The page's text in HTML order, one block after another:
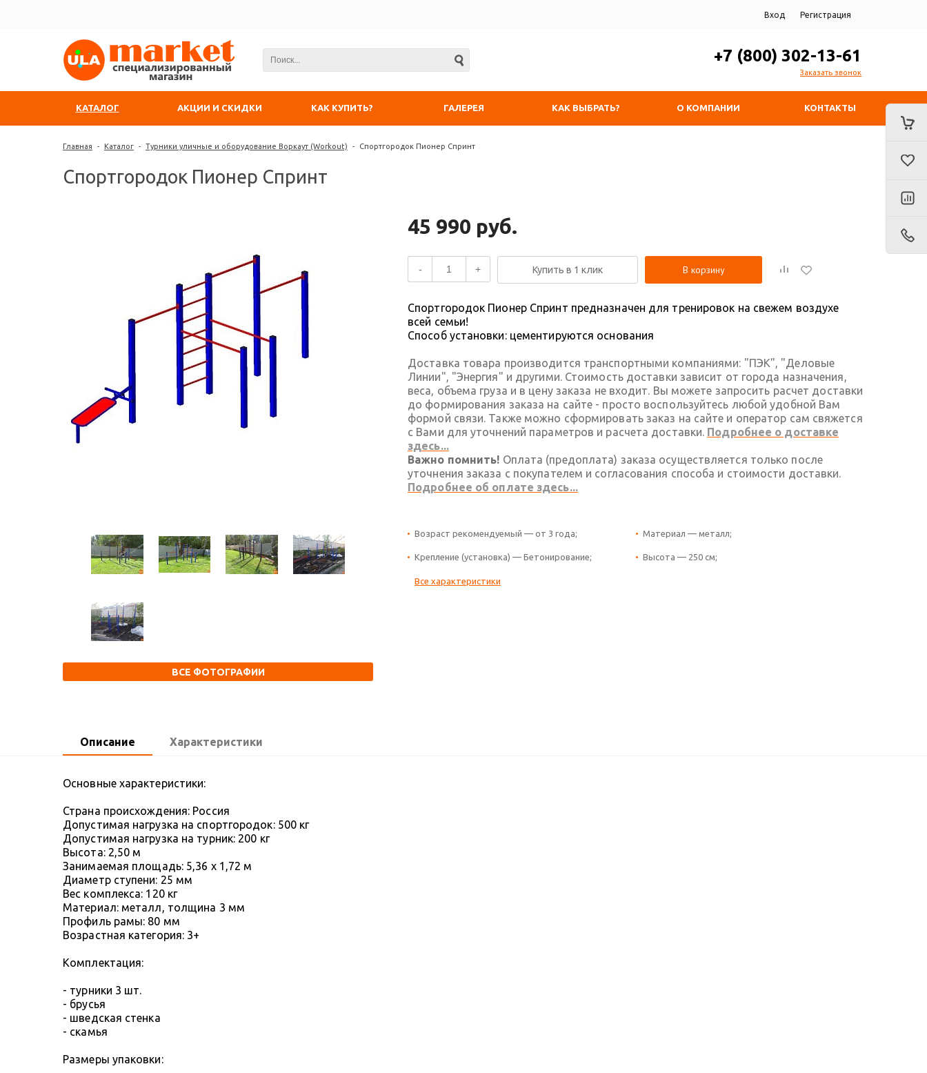
Вход Регистрация
+7 (800) 302-13-61
Заказать звонок
КАТАЛОГ АКЦИИ И СКИДКИ КАК КУПИТЬ? ГАЛЕРЕЯ КАК ВЫБРАТЬ? О КОМПАНИИ КОНТАКТЫ
Главная - Каталог - Турники уличные и оборудование Воркаут (Workout) - Спортгородок Пионер Спринт
Спортгородок Пионер Спринт
ВСЕ ФОТОГРАФИИ
45 990 руб.
- + Купить в 1 клик В корзину
Спортгородок Пионер Спринт предназначен для тренировок на свежем воздухе
всей семьи!
Способ установки: цементируются основания
Доставка товара производится транспортными компаниями: "ПЭК", "Деловые
Линии", "Энергия" и другими. Стоимость доставки зависит от города назначения,
веса, объема груза и в цену заказа не входит. Вы можете запросить расчет доставки
до формирования заказа на сайте - просто воспользуйтесь любой удобной Вам
формой связи. Также можно сформировать заказ на сайте и оператор сам свяжется
с Вами для уточнений параметров и расчета доставки. Подробнее о доставке
здесь...
Важно помнить! Оплата (предоплата) заказа осуществляется только после
уточнения заказа с покупателем и согласования способа и стоимости доставки.
Подробнее об оплате здесь...
Возраст рекомендуемый — от 3 года; Материал — металл;
Крепление (установка) — Бетонирование; Высота — 250 см;
Все характеристики
Описание Характеристики
Основные характеристики:
Страна происхождения: Россия
Допустимая нагрузка на спортгородок: 500 кг
Допустимая нагрузка на турник: 200 кг
Высота: 2,50 м
Занимаемая площадь: 5,36 х 1,72 м
Диаметр ступени: 25 мм
Вес комплекса: 120 кг
Материал: металл, толщина 3 мм
Профиль рамы: 80 мм
Возрастная категория: 3+
Комплектация:
- турники 3 шт.
- брусья
- шведская стенка
- скамья
Размеры упаковки: